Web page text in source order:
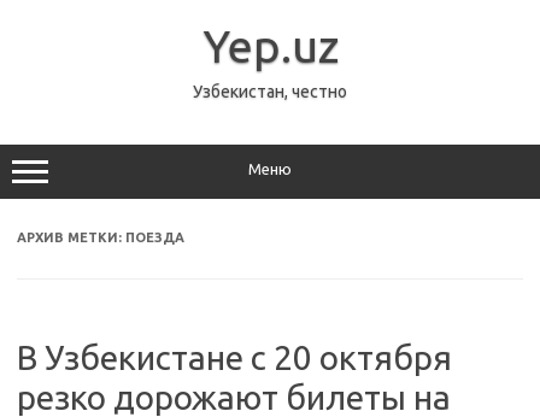
Yep.uz
Узбекистан, честно
Меню
АРХИВ МЕТКИ: ПОЕЗДА
В Узбекистане с 20 октября
резко дорожают билеты на